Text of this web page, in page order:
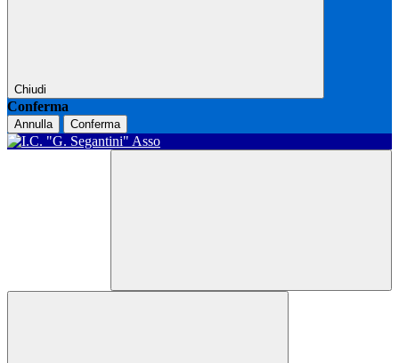
Chiudi
Conferma
Annulla Conferma